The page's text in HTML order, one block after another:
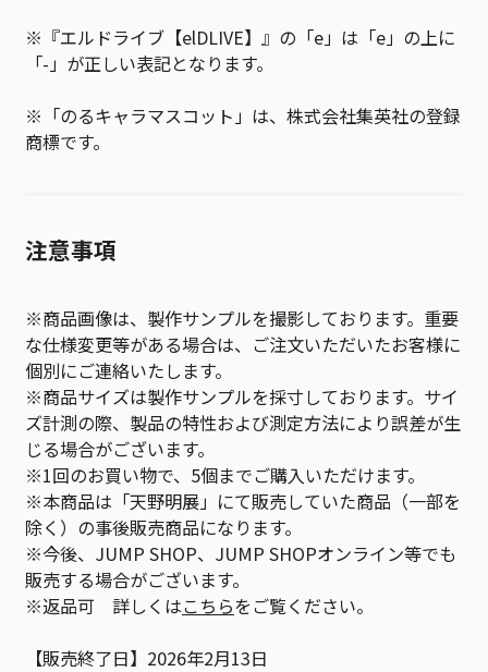
※『エルドライブ【elDLIVE】』の「e」は「e」の上に
「-」が正しい表記となります。
※「のるキャラマスコット」は、株式会社集英社の登録
商標です。
注意事項
※商品画像は、製作サンプルを撮影しております。重要
な仕様変更等がある場合は、ご注文いただいたお客様に
個別にご連絡いたします。
※商品サイズは製作サンプルを採寸しております。サイ
ズ計測の際、製品の特性および測定方法により誤差が生
じる場合がございます。
※1回のお買い物で、5個までご購入いただけます。
※本商品は「天野明展」にて販売していた商品（一部を
除く）の事後販売商品になります。
※今後、JUMP SHOP、JUMP SHOPオンライン等でも
販売する場合がございます。
※返品可 詳しくはこちらをご覧ください。
【販売終了日】2026年2月13日